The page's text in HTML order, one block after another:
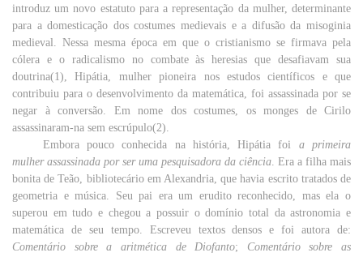
introduz um novo estatuto para a representação da mulher, determinante
para a domesticação dos costumes medievais e a difusão da misoginia
medieval. Nessa mesma época em que o cristianismo se firmava pela
cólera e o radicalismo no combate às heresias que desafiavam sua
doutrina(1), Hipátia, mulher pioneira nos estudos científicos e que
contribuiu para o desenvolvimento da matemática, foi assassinada por se
negar à conversão. Em nome dos costumes, os monges de Cirilo
assassinaram-na sem escrúpulo(2).
Embora pouco conhecida na história, Hipátia foi a primeira
mulher assassinada por ser uma pesquisadora da ciência. Era a filha mais
bonita de Teão, bibliotecário em Alexandria, que havia escrito tratados de
geometria e música. Seu pai era um erudito reconhecido, mas ela o
superou em tudo e chegou a possuir o domínio total da astronomia e
matemática de seu tempo. Escreveu textos densos e foi autora de:
Comentário sobre a aritmética de Diofanto; Comentário sobre as